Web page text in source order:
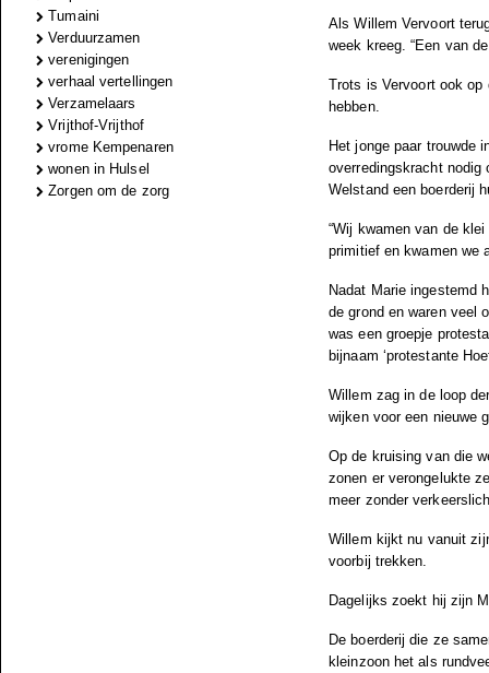
Tumaini
Verduurzamen
verenigingen
verhaal vertellingen
Verzamelaars
Vrijthof-Vrijthof
vrome Kempenaren
wonen in Hulsel
Zorgen om de zorg
Als Willem Vervoort
week kreeg. “Een van
Trots is Vervoort ook op
hebben.
Het jonge paar trouwde
overredingskracht
Welstand een boerderij
“Wij kwamen van de
primitief en kwamen we
Nadat Marie ingestemd
de grond en waren veel
was een groepje
bijnaam ‘protestante
Willem zag in de loop
wijken voor een nieuwe
Op de kruising van die
zonen er verongelukte
meer zonder
Willem kijkt nu vanuit
voorbij trekken.
Dagelijks zoekt hij zijn
De boerderij die ze
kleinzoon het als